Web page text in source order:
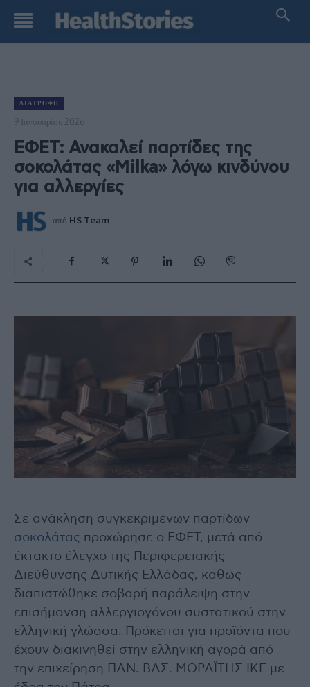
ΔΙΑΤΡΟΦΉ
9 Ιανουαρίου 2026
ΕΦΕΤ: Ανακαλεί παρτίδες της
σοκολάτας «Milka» λόγω κινδύνου
για αλλεργίες
από HS Team
Σε ανάκληση συγκεκριμένων παρτίδων
σοκολάτας προχώρησε ο ΕΦΕΤ, μετά από
έκτακτο έλεγχο της Περιφερειακής
Διεύθυνσης Δυτικής Ελλάδας, καθώς
διαπιστώθηκε σοβαρή παράλειψη στην
επισήμανση αλλεργιογόνου συστατικού στην
ελληνική γλώσσα. Πρόκειται για προϊόντα που
έχουν διακινηθεί στην ελληνική αγορά από
την επιχείρηση ΠΑΝ. ΒΑΣ. ΜΩΡΑΪΤΗΣ ΙΚΕ με